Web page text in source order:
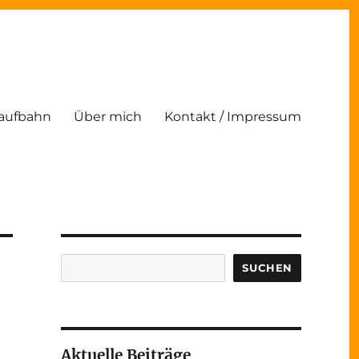
Über mich Kontakt / Impressum
SUCHEN
Aktuelle Beiträge